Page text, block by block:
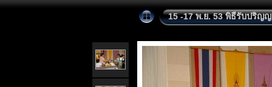
15 -17 พ.ย. 53 พิธีรับปริญ